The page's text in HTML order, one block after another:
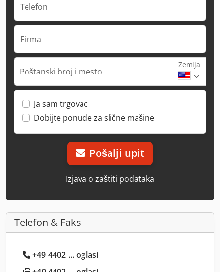
Telefon
Firma
Poštanski broj i mesto
Zemlja
Ja sam trgovac
Dobijte ponude za slične mašine
Pošalji upit
Izjava o zaštiti podataka
Telefon & Faks
+49 4402 ... oglasi